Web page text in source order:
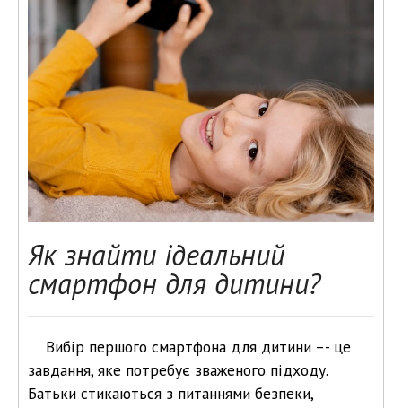
Як знайти ідеальний
смартфон для дитини?
Вибір першого смартфона для дитини –- це
завдання, яке потребує зваженого підходу.
Батьки стикаються з питаннями безпеки,